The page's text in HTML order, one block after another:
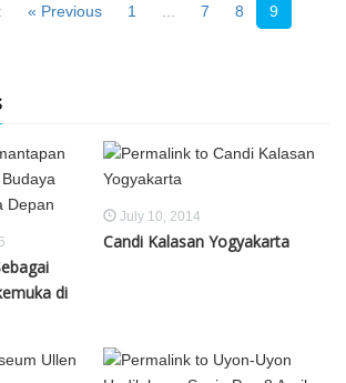
« Previous 1 ... 7 8 9
di
July 10, 2014
Candi Kalasan Yogyakarta